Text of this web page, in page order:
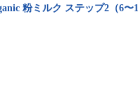
粉ミルク ステップ2（6〜